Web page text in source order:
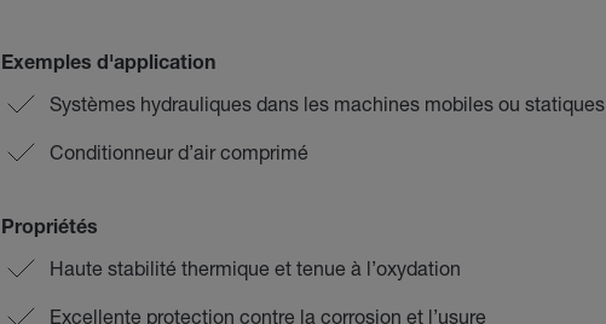
Exemples d'application
Systèmes hydrauliques dans les machines mobiles ou statiques
Conditionneur d’air comprimé
Propriétés
Haute stabilité thermique et tenue à l’oxydation
Excellente protection contre la corrosion et l’usure